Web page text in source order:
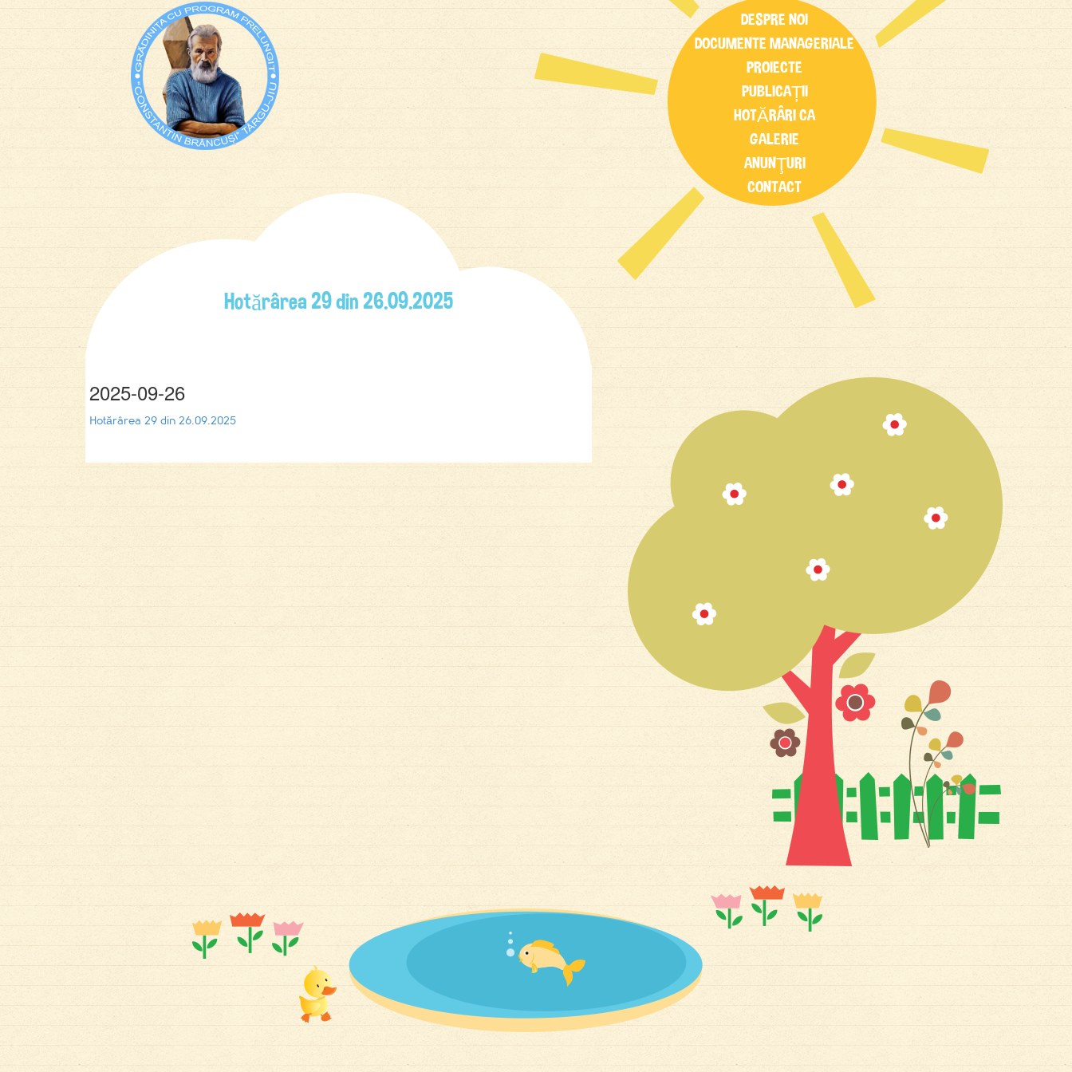
DESPRE NOI
DOCUMENTE MANAGERIALE
PROIECTE
PUBLICAȚII
HOTĂRÂRI CA
GALERIE
ANUNŢURI
CONTACT
Hotărârea 29 din 26.09.2025
2025-09-26
Hotărârea 29 din 26.09.2025